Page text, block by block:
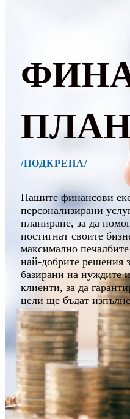
/ПОДКРЕПА/
Нашите финансови
персонализирани
планиране, за да
постигнат своите
максимално
най-добрите решения
базирани на нуждите
клиенти, за да
цели ще бъдат